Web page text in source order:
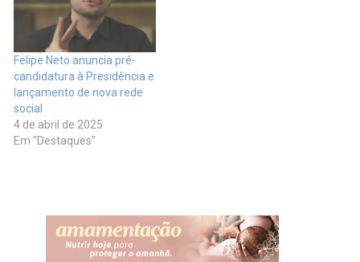
Felipe Neto anuncia pré-
candidatura à Presidência e
lançamento de nova rede
social
4 de abril de 2025
Em "Destaques"